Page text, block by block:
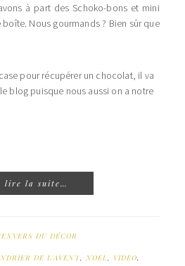
à part des Schoko-bons et mini
Nous gourmands ? Bien sûr que
pour récupérer un chocolat, il va
blog puisque nous aussi on a notre
lire la suite…
DU DÉCOR
DE L'AVENT,NOEL, VIDEO,